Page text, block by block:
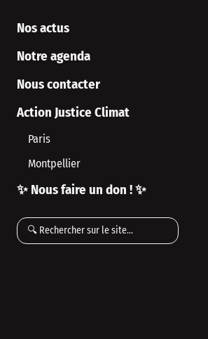
Nos actus
Notre agenda
Nous contacter
Action Justice Climat
Paris
Montpellier
✨ Nous faire un don ! ✨